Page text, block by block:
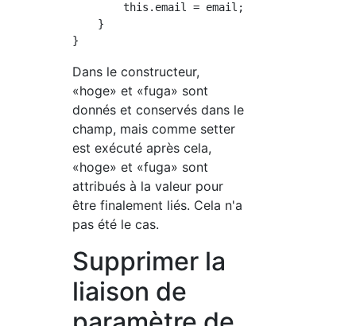
        this.email = email;
    }
Dans le constructeur,
«hoge» et «fuga» sont
donnés et conservés dans le
champ, mais comme setter
est exécuté après cela,
«hoge» et «fuga» sont
attribués à la valeur pour
être finalement liés. Cela n'a
pas été le cas.
Supprimer la
liaison de